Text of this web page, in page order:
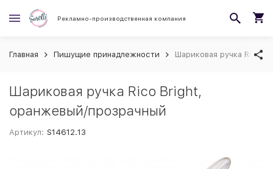
Рекламно-производственная компания
Главная Пишущие принадлежности Шариковая ручка Rico
Шариковая ручка Rico Bright,
оранжевый/прозрачный
Артикул: S14612.13